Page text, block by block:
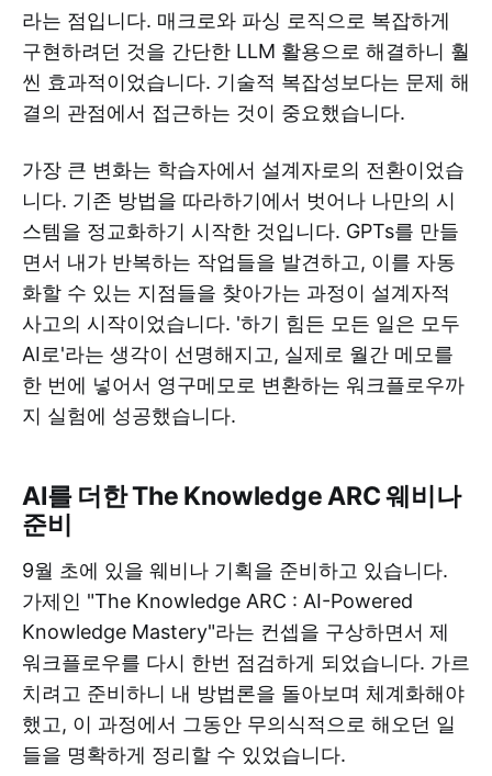
라는 점입니다. 매크로와 파싱 로직으로 복잡하게
구현하려던 것을 간단한 LLM 활용으로 해결하니 훨
씬 효과적이었습니다. 기술적 복잡성보다는 문제 해
결의 관점에서 접근하는 것이 중요했습니다.
가장 큰 변화는 학습자에서 설계자로의 전환이었습
니다. 기존 방법을 따라하기에서 벗어나 나만의 시
스템을 정교화하기 시작한 것입니다. GPTs를 만들
면서 내가 반복하는 작업들을 발견하고, 이를 자동
화할 수 있는 지점들을 찾아가는 과정이 설계자적
사고의 시작이었습니다. '하기 힘든 모든 일은 모두
AI로'라는 생각이 선명해지고, 실제로 월간 메모를
한 번에 넣어서 영구메모로 변환하는 워크플로우까
지 실험에 성공했습니다.
AI를 더한 The Knowledge ARC 웨비나
준비
9월 초에 있을 웨비나 기획을 준비하고 있습니다.
가제인 "The Knowledge ARC : AI-Powered
Knowledge Mastery"라는 컨셉을 구상하면서 제
워크플로우를 다시 한번 점검하게 되었습니다. 가르
치려고 준비하니 내 방법론을 돌아보며 체계화해야
했고, 이 과정에서 그동안 무의식적으로 해오던 일
들을 명확하게 정리할 수 있었습니다.